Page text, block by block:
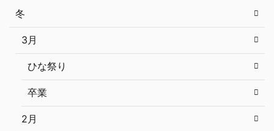
冬
3月
ひな祭り
卒業
2月